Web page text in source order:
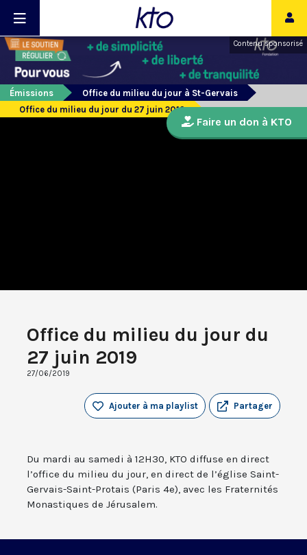
Contenu sponsorisé
Émissions
Office du milieu du jour à St-Gervais
Office du milieu du jour du 27 juin 2019
Office du milieu du jour du
27 juin 2019
27/06/2019
Partager
Ajouter à ma playlist
Du mardi au samedi à 12H30, KTO diffuse en direct
l’office du milieu du jour, en direct de l’église Saint-
Gervais-Saint-Protais (Paris 4e), avec les Fraternités
Monastiques de Jérusalem.
Faire un don à KTO